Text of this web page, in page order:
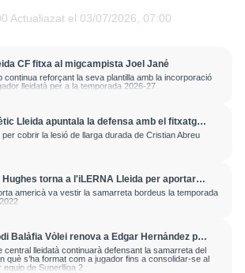
ESPORTS
CONTACTE
Actualiazat el 03/07/2026, 07:00
CF fitxa al migcampista Joel Jané
continua reforçant la seva plantilla amb la incorporació
lleidatà per a la temporada 2026-27
Lleida apuntala la defensa amb el fitxatge
Fer Romero
per cobrir la lesió de llarga durada de Cristian Abreu
Hughes torna a l'iLERNA Lleida per aportar
exterior
americà va vestir la samarreta bordeus la temporada
Balàfia Vòlei renova a Edgar Hernández per
2026-2027
central lleidatà continuarà defensant la samarreta del
què s’ha format com a jugador fins a consolidar-se al
equip de Superlliga 2